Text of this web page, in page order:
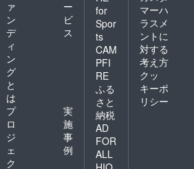
ァ
ン
デ
ィ
ン
グ
と
は
ー
ビ
ス
プ
ロ
ジ
ェ
ク
実
施
事
例
for
Spor
ts
CAM
PFI
RE
ふる
さと
納税
AD
FOR
ALL
マーハ
ラスメ
ントに
対する
考え方
クッ
キーポ
リシー